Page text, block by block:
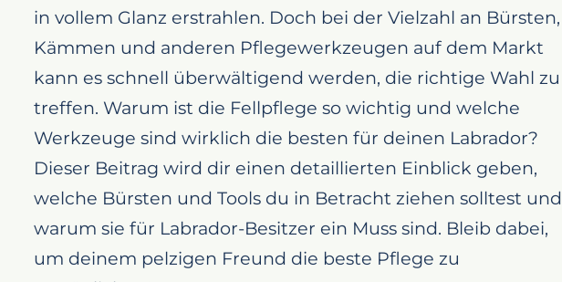
in vollem Glanz erstrahlen. Doch bei der Vielzahl an Bürsten,
Kämmen und anderen Pflegewerkzeugen auf dem Markt
kann es schnell überwältigend werden, die richtige Wahl zu
treffen. Warum ist die Fellpflege so wichtig und welche
Werkzeuge sind wirklich die besten für deinen Labrador?
Dieser Beitrag wird dir einen detaillierten Einblick geben,
welche Bürsten und Tools du in Betracht ziehen solltest und
warum sie für Labrador-Besitzer ein Muss sind. Bleib dabei,
um deinem pelzigen Freund die beste Pflege zu